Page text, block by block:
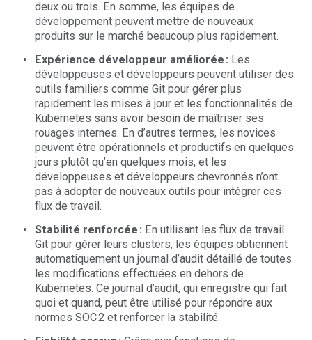
deux ou trois. En somme, les équipes de
développement peuvent mettre de nouveaux
produits sur le marché beaucoup plus rapidement.
Expérience développeur améliorée : Les
développeuses et développeurs peuvent utiliser des
outils familiers comme Git pour gérer plus
rapidement les mises à jour et les fonctionnalités de
Kubernetes sans avoir besoin de maîtriser ses
rouages internes. En d’autres termes, les novices
peuvent être opérationnels et productifs en quelques
jours plutôt qu’en quelques mois, et les
développeuses et développeurs chevronnés n’ont
pas à adopter de nouveaux outils pour intégrer ces
flux de travail.
Stabilité renforcée : En utilisant les flux de travail
Git pour gérer leurs clusters, les équipes obtiennent
automatiquement un journal d’audit détaillé de toutes
les modifications effectuées en dehors de
Kubernetes. Ce journal d’audit, qui enregistre qui fait
quoi et quand, peut être utilisé pour répondre aux
normes SOC 2 et renforcer la stabilité.